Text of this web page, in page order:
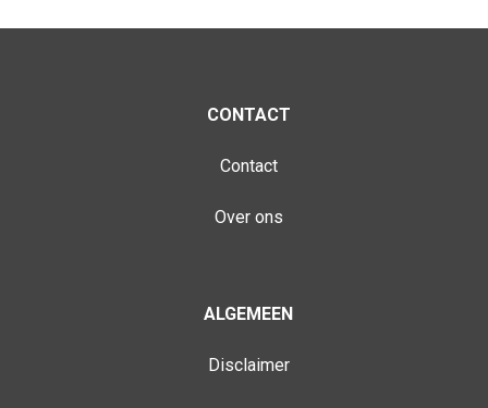
CONTACT
Contact
Over ons
ALGEMEEN
Disclaimer